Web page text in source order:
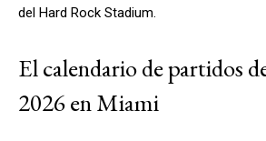
del Hard Rock Stadium.
El calendario de partidos
2026 en Miami